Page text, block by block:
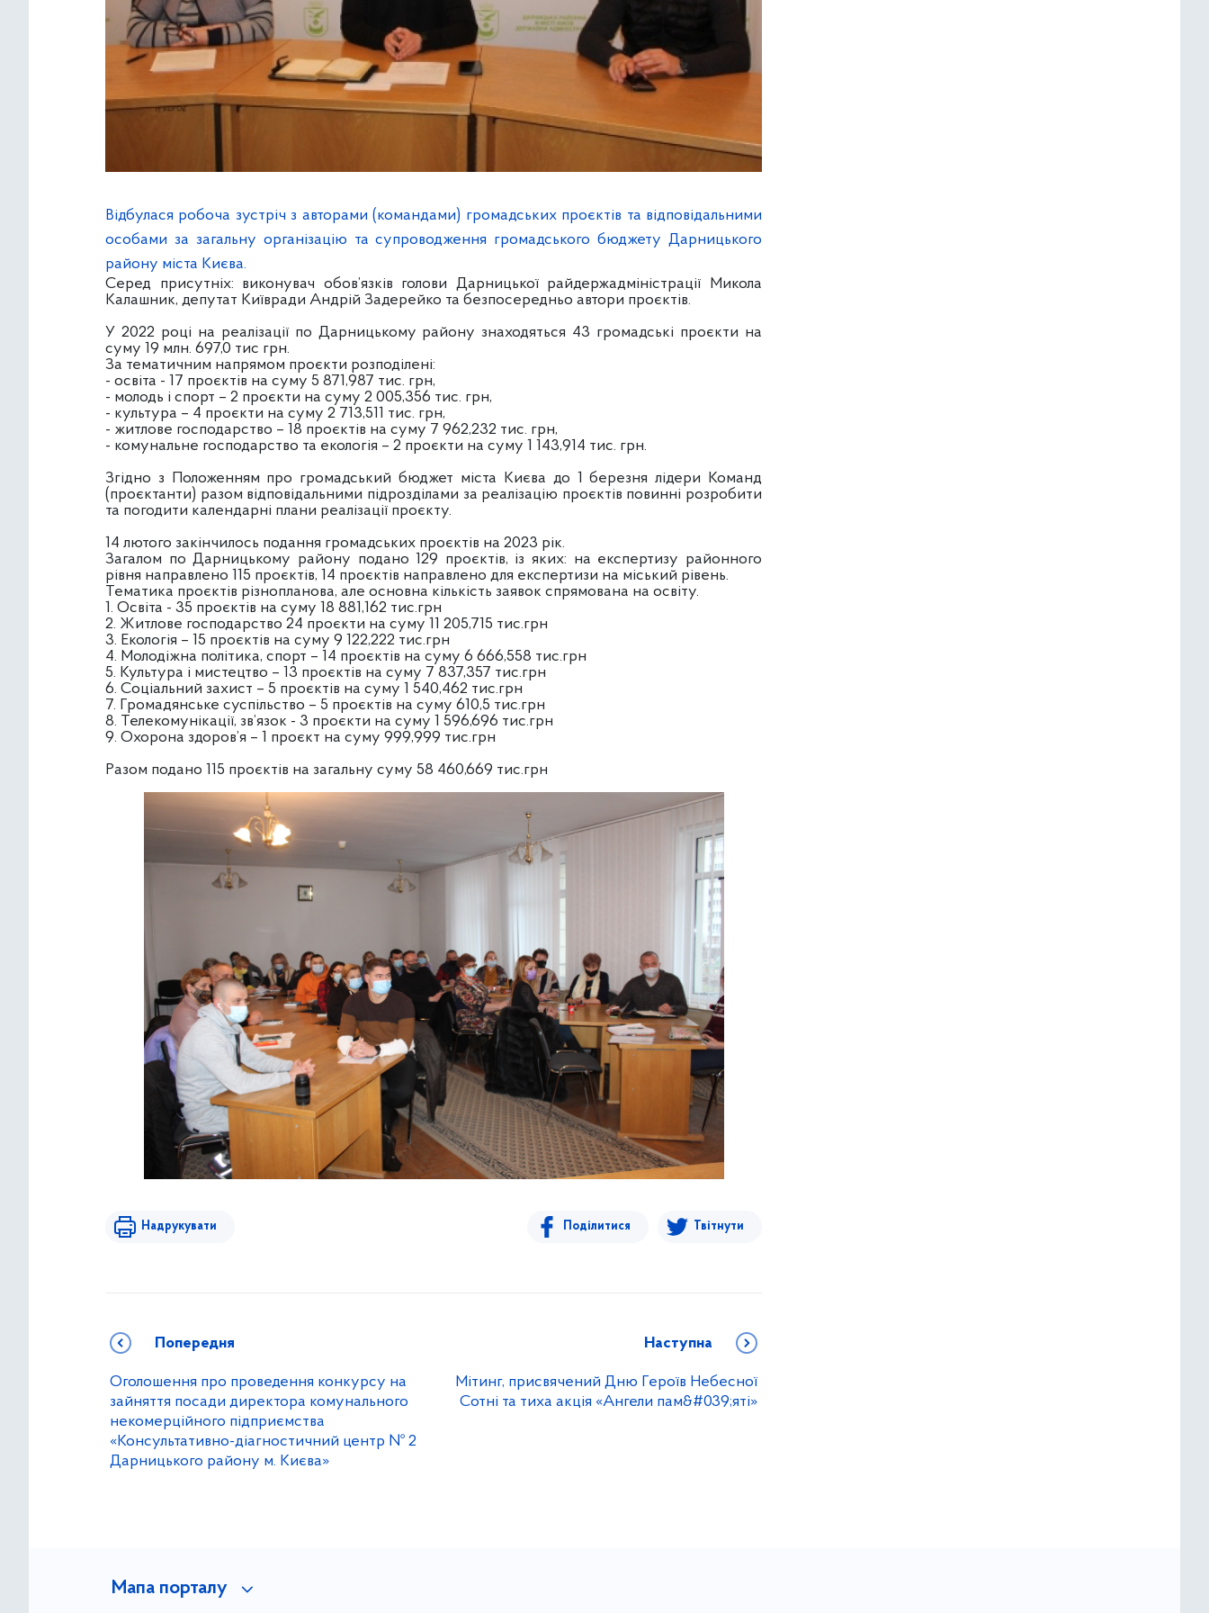
Відбулася робоча зустріч з авторами (командами) громадських проєктів та відповідальними
особами за загальну організацію та супроводження громадського бюджету Дарницького
району міста Києва.
Серед присутніх: виконувач обов’язків голови Дарницької райдержадміністрації Микола
Калашник, депутат Київради Андрій Задерейко та безпосередньо автори проєктів.
У 2022 році на реалізації по Дарницькому району знаходяться 43 громадські проєкти на
суму 19 млн. 697,0 тис грн.
За тематичним напрямом проєкти розподілені:
- освіта - 17 проєктів на суму 5 871,987 тис. грн,
- молодь і спорт – 2 проєкти на суму 2 005,356 тис. грн,
- культура – 4 проєкти на суму 2 713,511 тис. грн,
- житлове господарство – 18 проєктів на суму 7 962,232 тис. грн,
- комунальне господарство та екологія – 2 проєкти на суму 1 143,914 тис. грн.
Згідно з Положенням про громадський бюджет міста Києва до 1 березня лідери Команд
(проєктанти) разом відповідальними підрозділами за реалізацію проєктів повинні розробити
та погодити календарні плани реалізації проєкту.
14 лютого закінчилось подання громадських проєктів на 2023 рік.
Загалом по Дарницькому району подано 129 проєктів, із яких: на експертизу районного
рівня направлено 115 проєктів, 14 проєктів направлено для експертизи на міський рівень.
Тематика проєктів різнопланова, але основна кількість заявок спрямована на освіту.
1. Освіта - 35 проєктів на суму 18 881,162 тис.грн
2. Житлове господарство 24 проєкти на суму 11 205,715 тис.грн
3. Екологія – 15 проєктів на суму 9 122,222 тис.грн
4. Молодіжна політика, спорт – 14 проєктів на суму 6 666,558 тис.грн
5. Культура і мистецтво – 13 проєктів на суму 7 837,357 тис.грн
6. Соціальний захист – 5 проєктів на суму 1 540,462 тис.грн
7. Громадянське суспільство – 5 проєктів на суму 610,5 тис.грн
8. Телекомунікації, зв’язок - 3 проєкти на суму 1 596,696 тис.грн
9. Охорона здоров’я – 1 проєкт на суму 999,999 тис.грн
Разом подано 115 проєктів на загальну суму 58 460,669 тис.грн
Надрукувати Поділитися Твітнути
Попередня
Оголошення про проведення конкурсу на
зайняття посади директора комунального
некомерційного підприємства
«Консультативно-діагностичний центр № 2
Дарницького району м. Києва»
Наступна
Мітинг, присвячений Дню Героїв Небесної
Сотні та тиха акція «Ангели пам&#039;яті»
Мапа порталу